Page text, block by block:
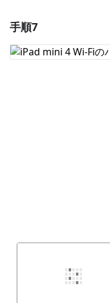
コメントを追加
手順7